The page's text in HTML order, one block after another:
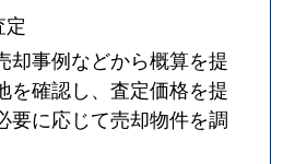
却事例などから概算を提
を確認し、査定価格を提
要に応じて売却物件を調